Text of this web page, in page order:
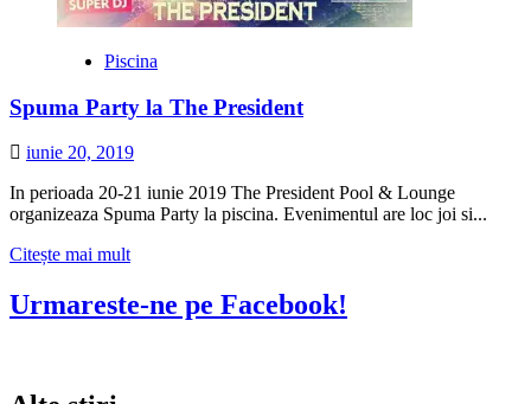
Piscina
Spuma Party la The President
iunie 20, 2019
In perioada 20-21 iunie 2019 The President Pool & Lounge
organizeaza Spuma Party la piscina. Evenimentul are loc joi si...
Citește mai multCitește
despre
Urmareste-ne pe Facebook!